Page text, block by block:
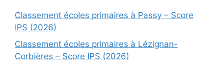
Classement écoles primaires à Passy – Score
IPS (2026)
Classement écoles primaires à Lézignan-
Corbières – Score IPS (2026)